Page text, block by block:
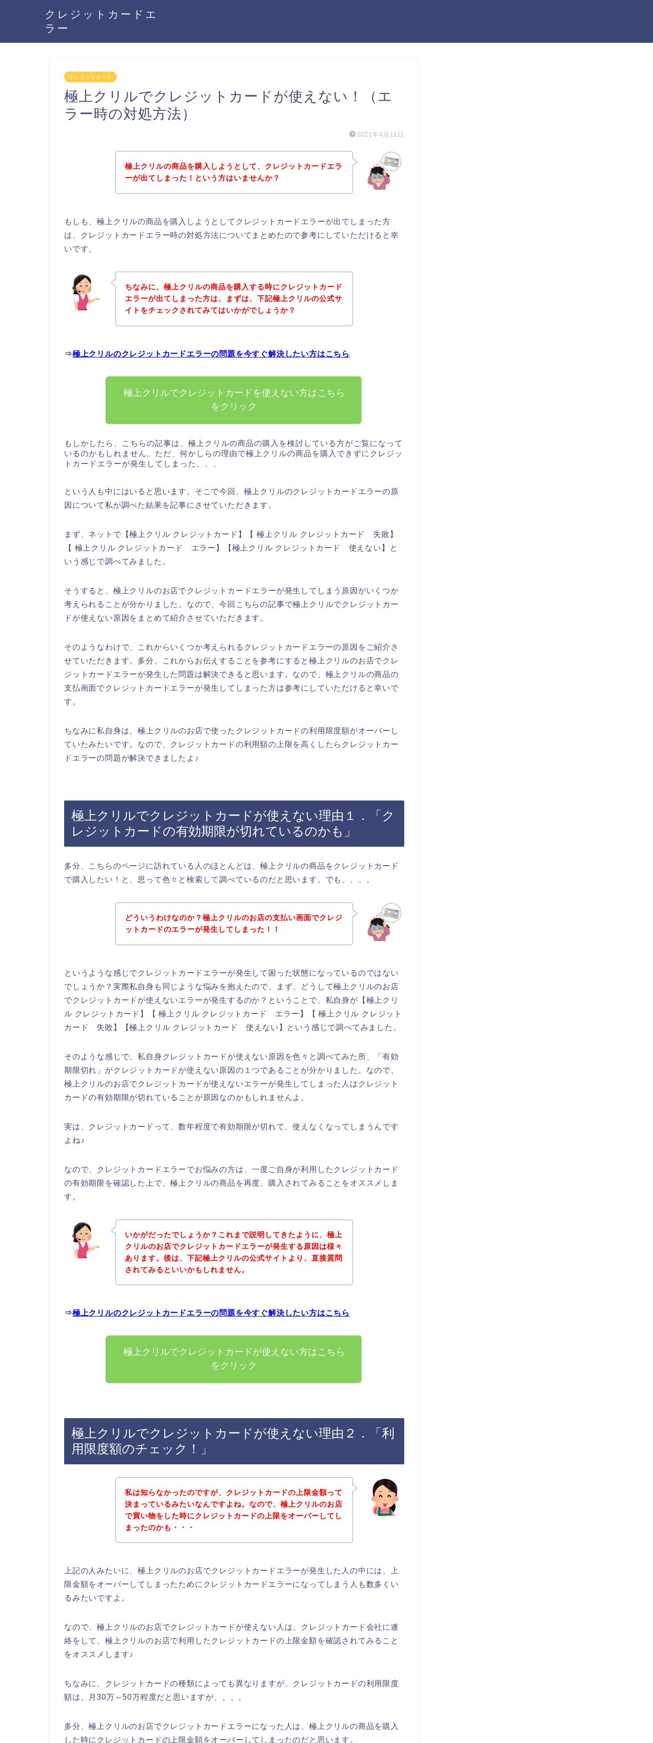
クレジットカードエ
ラー
クレジットカード
極上クリルでクレジットカードが使えない！（エ
ラー時の対処方法）
2021年4月11日
極上クリルの商品を購入しようとして、クレジットカードエラ
ーが出てしまった！という方はいませんか？
もしも、極上クリルの商品を購入しようとしてクレジットカードエラーが出てしまった方
は、クレジットカードエラー時の対処方法についてまとめたので参考にしていただけると幸
いです。
ちなみに、極上クリルの商品を購入する時にクレジットカード
エラーが出てしまった方は、まずは、下記極上クリルの公式サ
イトをチェックされてみてはいかがでしょうか？
⇒極上クリルのクレジットカードエラーの問題を今すぐ解決したい方はこちら
極上クリルでクレジットカードを使えない方はこちら
をクリック
もしかしたら、こちらの記事は、極上クリルの商品の購入を検討している方がご覧になって
いるのかもしれません。ただ、何かしらの理由で極上クリルの商品を購入できずにクレジッ
トカードエラーが発生してしまった、、、
という人も中にはいると思います。そこで今回、極上クリルのクレジットカードエラーの原
因について私が調べた結果を記事にさせていただきます。
まず、ネットで【極上クリル クレジットカード】【 極上クリル クレジットカード 失敗】
【 極上クリル クレジットカード エラー】【極上クリル クレジットカード 使えない】と
いう感じで調べてみました。
そうすると、極上クリルのお店でクレジットカードエラーが発生してしまう原因がいくつか
考えられることが分かりました。なので、今回こちらの記事で極上クリルでクレジットカー
ドが使えない原因をまとめて紹介させていただきます。
そのようなわけで、これからいくつか考えられるクレジットカードエラーの原因をご紹介さ
せていただきます。多分、これからお伝えすることを参考にすると極上クリルのお店でクレ
ジットカードエラーが発生した問題は解決できると思います。なので、極上クリルの商品の
支払画面でクレジットカードエラーが発生してしまった方は参考にしていただけると幸いで
す。
ちなみに私自身は、極上クリルのお店で使ったクレジットカードの利用限度額がオーバーし
ていたみたいです。なので、クレジットカードの利用額の上限を高くしたらクレジットカー
ドエラーの問題が解決できましたよ♪
極上クリルでクレジットカードが使えない理由１．「ク
レジットカードの有効期限が切れているのかも」
多分、こちらのページに訪れている人のほとんどは、極上クリルの商品をクレジットカード
で購入したい！と、思って色々と検索して調べているのだと思います。でも、、、。
どういうわけなのか？極上クリルのお店の支払い画面でクレジ
ットカードのエラーが発生してしまった！！
というような感じでクレジットカードエラーが発生して困った状態になっているのではない
でしょうか？実際私自身も同じような悩みを抱えたので、まず、どうして極上クリルのお店
でクレジットカードが使えないエラーが発生するのか？ということで、私自身が【極上クリ
ル クレジットカード】【 極上クリル クレジットカード エラー】【 極上クリル クレジット
カード 失敗】【極上クリル クレジットカード 使えない】という感じで調べてみました。
そのような感じで、私自身クレジットカードが使えない原因を色々と調べてみた所、「有効
期限切れ」がクレジットカードが使えない原因の１つであることが分かりました。なので、
極上クリルのお店でクレジットカードが使えないエラーが発生してしまった人はクレジット
カードの有効期限が切れていることが原因なのかもしれませんよ。
実は、クレジットカードって、数年程度で有効期限が切れて、使えなくなってしまうんです
よね♪
なので、クレジットカードエラーでお悩みの方は、一度ご自身が利用したクレジットカード
の有効期限を確認した上で、極上クリルの商品を再度、購入されてみることをオススメしま
す。
いかがだったでしょうか？これまで説明してきたように、極上
クリルのお店でクレジットカードエラーが発生する原因は様々
あります。後は、下記極上クリルの公式サイトより、直接質問
されてみるといいかもしれません。
⇒極上クリルのクレジットカードエラーの問題を今すぐ解決したい方はこちら
極上クリルでクレジットカードが使えない方はこちら
をクリック
極上クリルでクレジットカードが使えない理由２．「利
用限度額のチェック！」
私は知らなかったのですが、クレジットカードの上限金額って
決まっているみたいなんですよね。なので、極上クリルのお店
で買い物をした時にクレジットカードの上限をオーバーしてし
まったのかも・・・
上記の人みたいに、極上クリルのお店でクレジットカードエラーが発生した人の中には、上
限金額をオーバーしてしまったためにクレジットカードエラーになってしまう人も数多くい
るみたいですよ。
なので、極上クリルのお店でクレジットカードが使えない人は、クレジットカード会社に連
絡をして、極上クリルのお店で利用したクレジットカードの上限金額を確認されてみること
をオススメします♪
ちなみに、クレジットカードの種類によっても異なりますが、クレジットカードの利用限度
額は、月30万～50万程度だと思いますが、、、。
多分、極上クリルのお店でクレジットカードエラーになった人は、極上クリルの商品を購入
した時にクレジットカードの上限金額をオーバーしてしまったのだと思います。